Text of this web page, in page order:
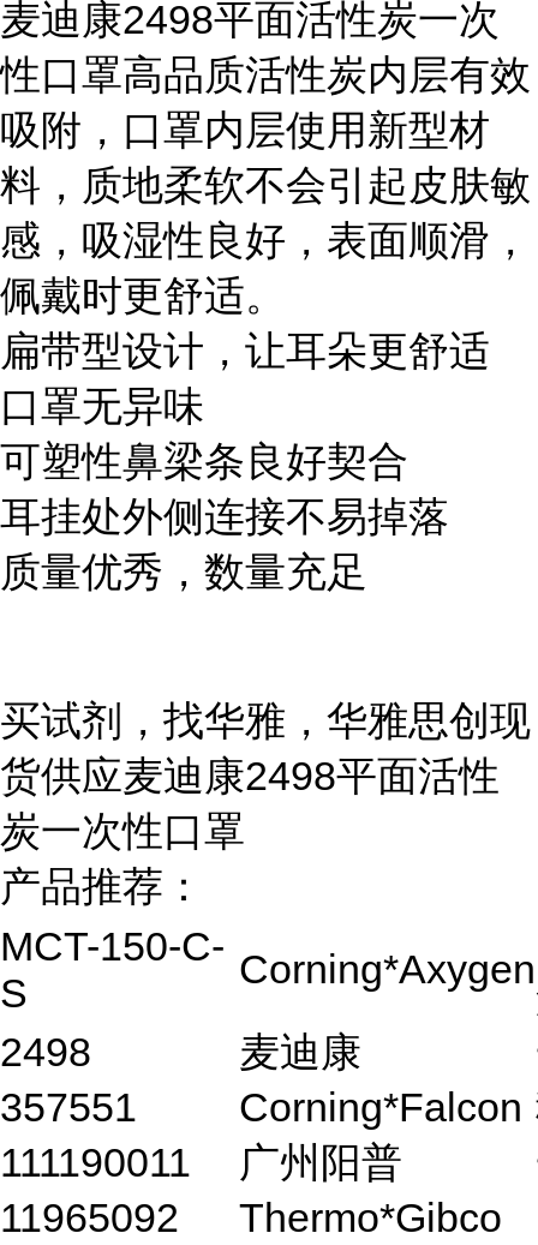
麦迪康2498平面活性炭一次
性口罩高品质活性炭内层有效
吸附，口罩内层使用新型材
料，质地柔软不会引起皮肤敏
感，吸湿性良好，表面顺滑，
佩戴时更舒适。
扁带型设计，让耳朵更舒适
口罩无异味
可塑性鼻梁条良好契合
耳挂处外侧连接不易掉落
质量优秀，数量充足
买试剂，找华雅，华雅思创现
货供应麦迪康2498平面活性
炭一次性口罩
产品推荐：
MCT-150-C-
S
Corning*Axygen
2498
麦迪康
357551
Corning*Falcon
111190011
广州阳普
11965092
Thermo*Gibco